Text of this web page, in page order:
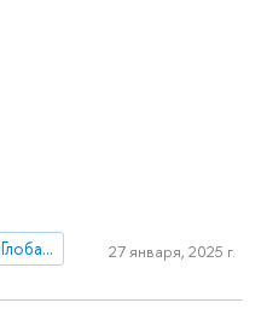
Образовательная программа «Глобальные цифровые коммуникации»
27 января, 2025 г.